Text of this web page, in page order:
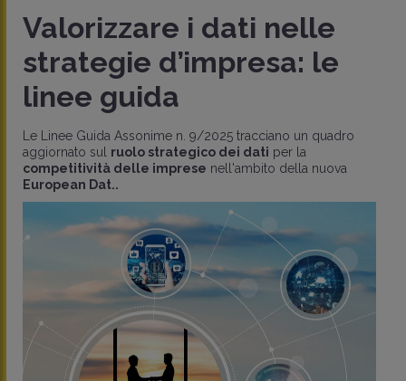
Valorizzare i dati nelle
strategie d’impresa: le
linee guida
Le Linee Guida Assonime n. 9/2025 tracciano un quadro
aggiornato sul ruolo strategico dei dati per la
competitività delle imprese nell'ambito della nuova
European Dat..